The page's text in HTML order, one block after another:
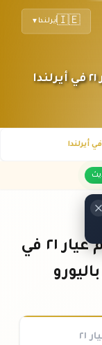
🇮🇪أيرلندا ▼
سعر سبيكة الذهب ٢.٥ جرام عيار ٢١ في
٢١